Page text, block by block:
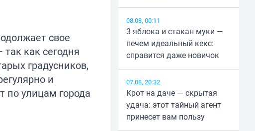
свое
как сегодня
градусников,
и
по улицам города
08.08, 00:11
3 яблока и стакан муки —
печем идеальный кекс:
справится даже новичок
07.08, 20:32
Крот на даче — скрытая
удача: этот тайный агент
принесет вам пользу